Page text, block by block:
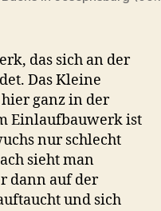
das sich an der
Das Kleine
ganz in der
Einlaufbauwerk ist
nur schlecht
sieht man
dann auf der
und sich